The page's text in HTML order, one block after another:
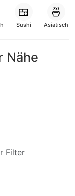
🍱
Sushi
🍜
Asiatisch
Nähe
Filter